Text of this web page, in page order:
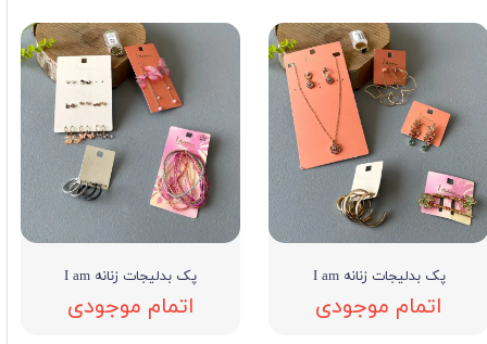
پک بدلیجات زنانه I am
اتمام موجودی
پک بدلیجات زنانه I am
اتمام موجودی